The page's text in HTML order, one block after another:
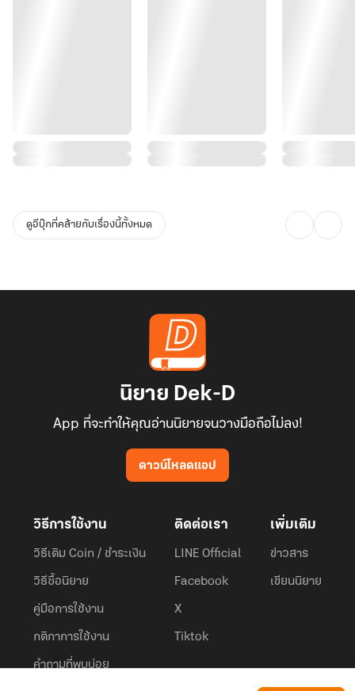
ดูอีบุ๊กที่คล้ายกับเรื่องนี้ทั้งหมด
นิยาย Dek-D
App ที่จะทำให้คุณอ่านนิยายจนวางมือถือไม่ลง!
ดาวน์โหลดแอป
วิธีการใช้งาน
วิธีเติม Coin / ชำระเงิน
วิธีซื้อนิยาย
คู่มือการใช้งาน
กติกาการใช้งาน
คำถามที่พบบ่อย
ติดต่อเรา
LINE Official
Facebook
X
Tiktok
เพิ่มเติม
ข่าวสาร
เขียนนิยาย